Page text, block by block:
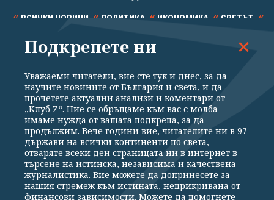
ВСИЧКИ НОВИНИ ПОЛИТИКА ИКОНОМИКА СВЕТЪТ
СПОРТ КУЛТУРА ТЕХНОЛОГИИ КАЛЕЙДОСКОП
Общи условия
Политика за поверителност
Реклама
Партньори Контакти
За Клуб Z
Екип
Подкрепете ни
Подкрепете ни
Уважаеми читатели, вие сте тук и днес, за да
научите новините от България и света, и да
прочетете актуални анализи и коментари от
„Клуб Z“. Ние се обръщаме към вас с молба –
имаме нужда от вашата подкрепа, за да
продължим. Вече години вие, читателите ни в 97
държави на всички континенти по света,
отваряте всеки ден страницата ни в интернет в
търсене на истинска, независима и качествена
журналистика. Вие можете да допринесете за
нашия стремеж към истината, неприкривана от
финансови зависимости. Можете да помогнете